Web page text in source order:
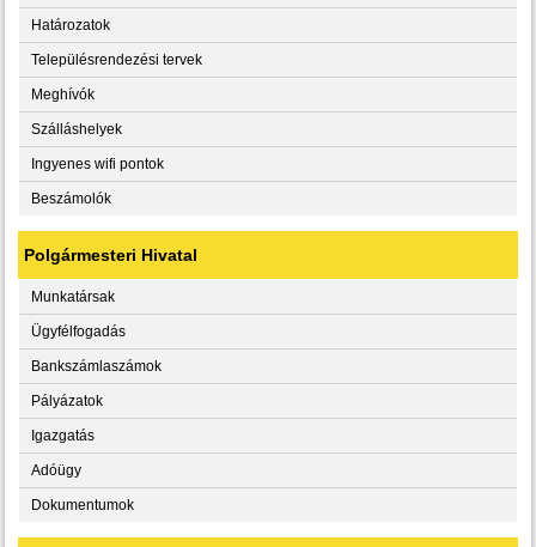
Határozatok
Településrendezési tervek
Meghívók
Szálláshelyek
Ingyenes wifi pontok
Beszámolók
Polgármesteri Hivatal
Munkatársak
Ügyfélfogadás
Bankszámlaszámok
Pályázatok
Igazgatás
Adóügy
Dokumentumok